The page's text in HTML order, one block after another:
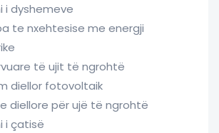
i dyshemeve
te nxehtesise me energji
të ujit të ngrohtë
diellor fotovoltaik
diellore për ujë të ngrohtë
i çatisë